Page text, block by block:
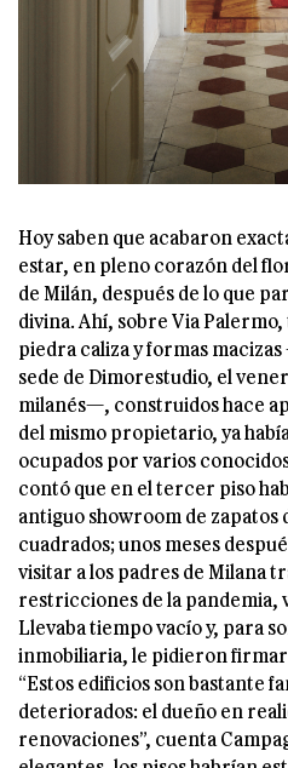
Hoy saben que acabaron
estar, en pleno corazón del
de Milán, después de lo que
divina. Ahí, sobre Via
piedra caliza y formas
sede de Dimorestudio, el
milanés—, construidos hace
del mismo propietario, ya
ocupados por varios
contó que en el tercer piso
antiguo showroom de zapatos
cuadrados; unos meses
visitar a los padres de Milana
restricciones de la pandemia,
Llevaba tiempo vacío y, para
inmobiliaria, le pidieron
“Estos edificios son bastante
deteriorados: el dueño en
renovaciones”, cuenta